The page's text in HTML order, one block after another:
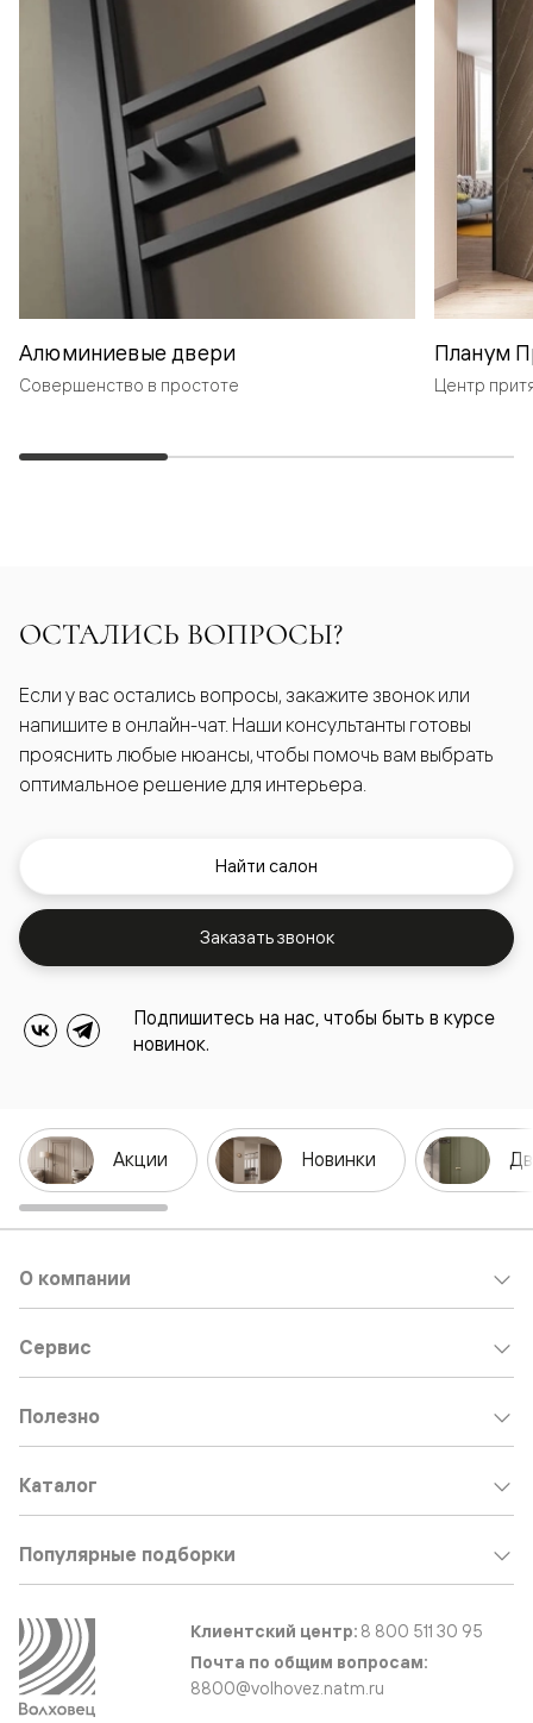
Алюминиевые двери
Совершенство в простоте
Планум
Центр
ОСТАЛИСЬ ВОПРОСЫ?
Если у вас остались вопросы, закажите звонок или
напишите в онлайн-чат. Наши консультанты готовы
прояснить любые нюансы, чтобы помочь вам выбрать
оптимальное решение для интерьера.
Найти салон
Заказать звонок
Подпишитесь на нас, чтобы быть в курсе
новинок.
Акции Новинки
О компании
Сервис
Полезно
Каталог
Популярные подборки
Клиентский центр: 8 800 511 30 95
Почта по общим вопросам:
8800@volhovez.natm.ru